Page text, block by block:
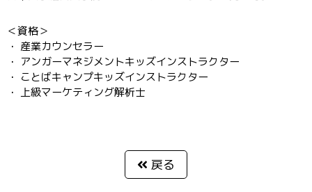
＜資格＞
・ 産業カウンセラー
・ アンガーマネジメントキッズインストラクター
・ ことばキャンプキッズインストラクター
・ 上級マーケティング解析士
戻る